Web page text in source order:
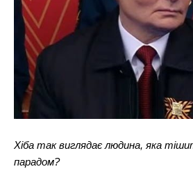
Хіба так виглядає людина, яка
парадом?